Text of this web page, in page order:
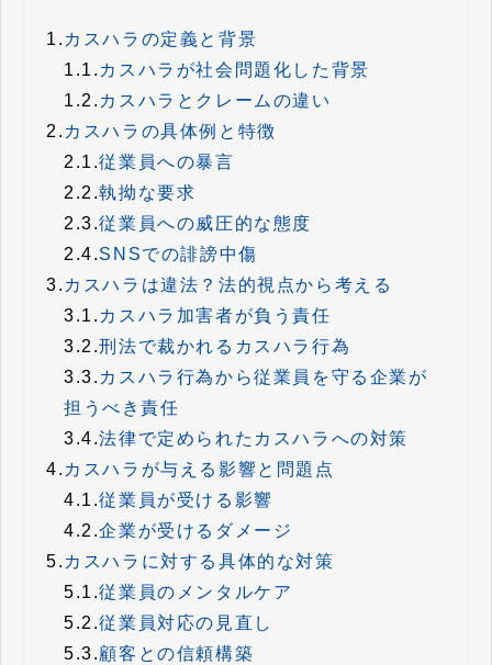
1. カスハラの定義と背景
1.1. カスハラが社会問題化した背景
1.2. カスハラとクレームの違い
2. カスハラの具体例と特徴
2.1.従業員への暴言
2.2.執拗な要求
2.3.従業員への威圧的な態度
2.4.SNSでの誹謗中傷
3. カスハラは違法？法的視点から考える
3.1. カスハラ加害者が負う責任
3.2.刑法で裁かれるカスハラ行為
3.3. カスハラ行為から従業員を守る企業が
担うべき責任
3.4.法律で定められたカスハラへの対策
4. カスハラが与える影響と問題点
4.1.従業員が受ける影響
4.2.企業が受けるダメージ
5. カスハラに対する具体的な対策
5.1.従業員のメンタルケア
5.2.従業員対応の見直し
5.3.顧客との信頼構築